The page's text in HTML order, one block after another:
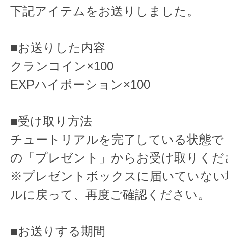
下記アイテムをお送りしました。
■お送りした内容
クランコイン×100
EXPハイポーション×100
■受け取り方法
チュートリアルを完了している状態
の「プレゼント」からお受け取りくだ
※プレゼントボックスに届いていない
ルに戻って、再度ご確認ください。
■お送りする期間